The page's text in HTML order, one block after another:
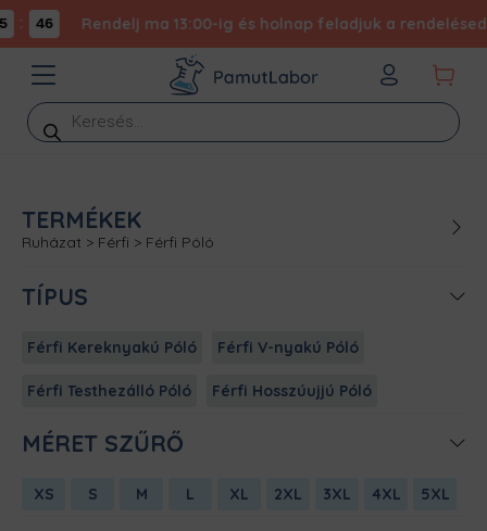
46 Rendelj ma 13:00-ig és holnap feladjuk a rendelésed
Products
search
TERMÉKEK
Ruházat > Férfi > Férfi Póló
TÍPUS
Férfi Kereknyakú Póló Férfi V-nyakú Póló
Férfi Testhezálló Póló Férfi Hosszúujjú Póló
MÉRET SZŰRŐ
XS S M L XL 2XL 3XL 4XL 5XL